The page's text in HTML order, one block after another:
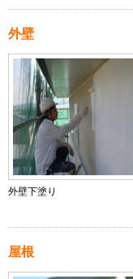
外壁
外壁下塗り
屋根